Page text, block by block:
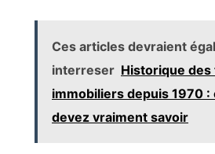
Ces articles devraient
interreser Historique des
immobiliers depuis 1970 :
devez vraiment savoir